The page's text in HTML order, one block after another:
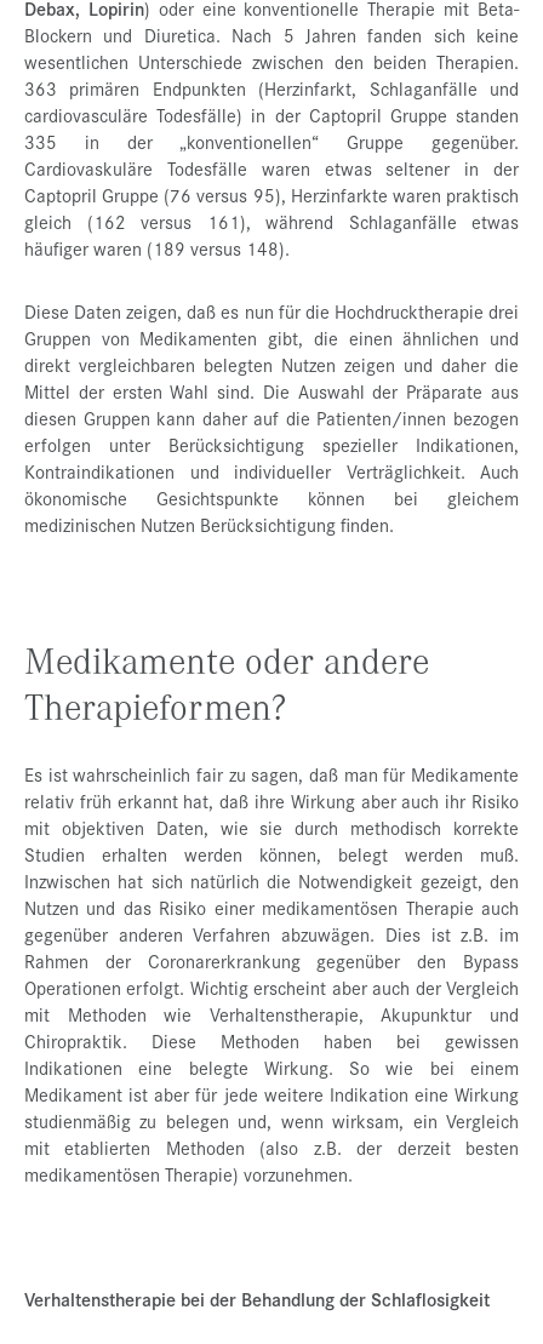
Debax, Lopirin) oder eine konventionelle Therapie mit Beta-
Blockern und Diuretica. Nach 5 Jahren fanden sich keine
wesentlichen Unterschiede zwischen den beiden Therapien.
363 primären Endpunkten (Herzinfarkt, Schlaganfälle und
cardiovasculäre Todesfälle) in der Captopril Gruppe standen
335 in der „konventionellen“ Gruppe gegenüber.
Cardiovaskuläre Todesfälle waren etwas seltener in der
Captopril Gruppe (76 versus 95), Herzinfarkte waren praktisch
gleich (162 versus 161), während Schlaganfälle etwas
häufiger waren (189 versus 148).
Diese Daten zeigen, daß es nun für die Hochdrucktherapie drei
Gruppen von Medikamenten gibt, die einen ähnlichen und
direkt vergleichbaren belegten Nutzen zeigen und daher die
Mittel der ersten Wahl sind. Die Auswahl der Präparate aus
diesen Gruppen kann daher auf die Patienten/innen bezogen
erfolgen unter Berücksichtigung spezieller Indikationen,
Kontraindikationen und individueller Verträglichkeit. Auch
ökonomische Gesichtspunkte können bei gleichem
medizinischen Nutzen Berücksichtigung finden.
Medikamente oder andere
Therapieformen?
Es ist wahrscheinlich fair zu sagen, daß man für Medikamente
relativ früh erkannt hat, daß ihre Wirkung aber auch ihr Risiko
mit objektiven Daten, wie sie durch methodisch korrekte
Studien erhalten werden können, belegt werden muß.
Inzwischen hat sich natürlich die Notwendigkeit gezeigt, den
Nutzen und das Risiko einer medikamentösen Therapie auch
gegenüber anderen Verfahren abzuwägen. Dies ist z.B. im
Rahmen der Coronarerkrankung gegenüber den Bypass
Operationen erfolgt. Wichtig erscheint aber auch der Vergleich
mit Methoden wie Verhaltenstherapie, Akupunktur und
Chiropraktik. Diese Methoden haben bei gewissen
Indikationen eine belegte Wirkung. So wie bei einem
Medikament ist aber für jede weitere Indikation eine Wirkung
studienmäßig zu belegen und, wenn wirksam, ein Vergleich
mit etablierten Methoden (also z.B. der derzeit besten
medikamentösen Therapie) vorzunehmen.
Verhaltenstherapie bei der Behandlung der Schlaflosigkeit